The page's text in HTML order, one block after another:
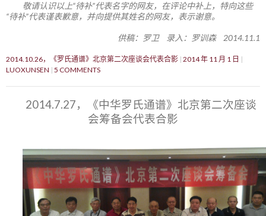
敬请认识以上“待补”代表名字的网友，在评论中补上，特向这些
“待补”代表谨表歉意，并向提供其姓名的网友，表示谢意。
供稿：罗卫 录入：罗训森 2014.11.1
2014.10.26，《罗氏通谱》北京第二次座谈会代表合影 2014 年 11 月 1 日
LUOXUNSEN 5 COMMENTS
2014.7.27，《中华罗氏通谱》北京第二次座谈
会筹备会代表合影